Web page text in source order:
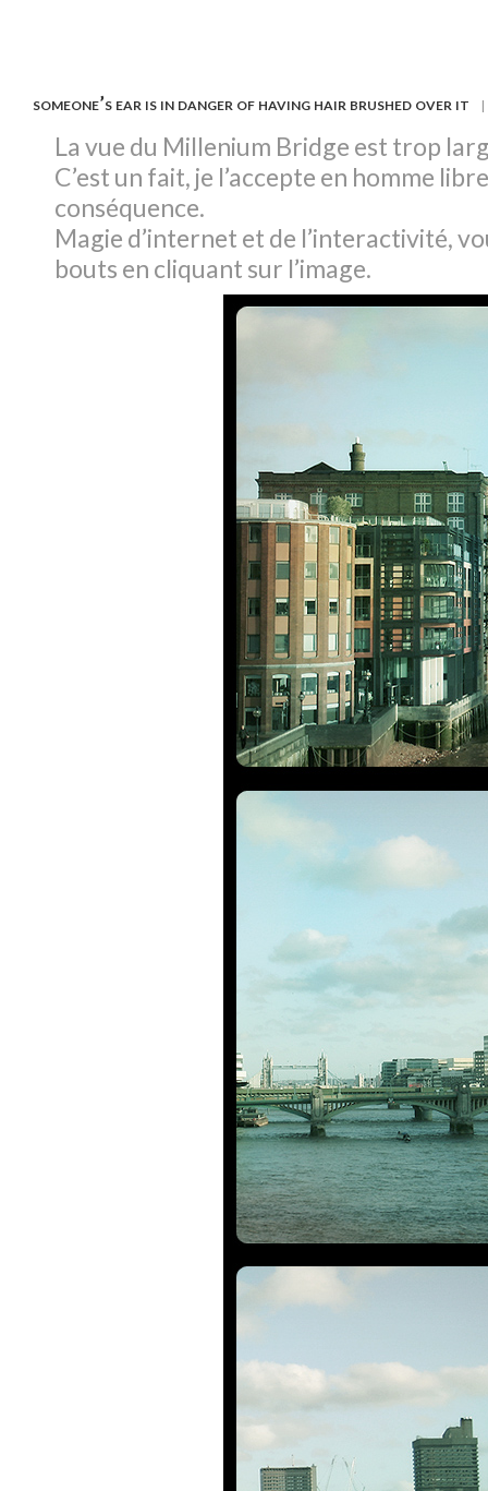
someone’s ear is in danger of having hair brushed over it |
La vue du Millenium Bridge est trop
C’est un fait, je l’accepte en homme
conséquence.
Magie d’internet et de l’interactivité,
bouts en cliquant sur l’image.